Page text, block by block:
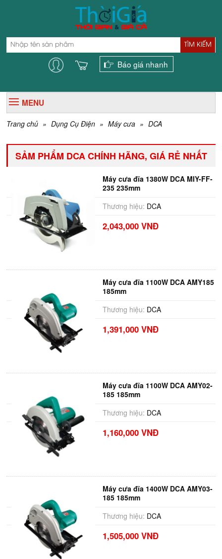
TÌM KIẾM
Báo giá nhanh
MENU
Trang chủ » Dụng Cụ Điện » Máy cưa » DCA
SẢM PHẨM DCA CHÍNH HÃNG, GIÁ RẺ NHẤT
Máy cưa đĩa 1380W DCA MIY-FF-
235 235mm
Thương hiệu: DCA
2,043,000 VNĐ
Máy cưa đĩa 1100W DCA AMY185
185mm
Thương hiệu: DCA
1,391,000 VNĐ
Máy cưa đĩa 1100W DCA AMY02-
185 185mm
Thương hiệu: DCA
1,160,000 VNĐ
Máy cưa đĩa 1400W DCA AMY03-
185 185mm
Thương hiệu: DCA
1,505,000 VNĐ